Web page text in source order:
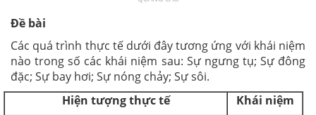
Đề bài
Các quá trình thực tế dưới đây tương ứng với khái niệm
nào trong số các khái niệm sau: Sự ngưng tụ; Sự đông
đặc; Sự bay hơi; Sự nóng chảy; Sự sôi.
Hiện tượng thực tế
Khái niệm